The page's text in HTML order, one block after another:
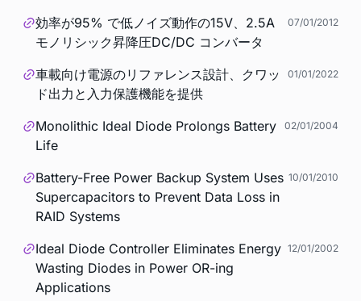
効率が95% で低ノイズ動作の15V、2.5A
モノリシック昇降圧DC/DC コンバータ
07/01/2012
車載向け電源のリファレンス設計、クワッ
ド出力と入力保護機能を提供
01/01/2022
Monolithic Ideal Diode Prolongs Battery
Life
02/01/2004
Battery-Free Power Backup System Uses
Supercapacitors to Prevent Data Loss in
RAID Systems
10/01/2010
Ideal Diode Controller Eliminates Energy
Wasting Diodes in Power OR-ing
Applications
12/01/2002